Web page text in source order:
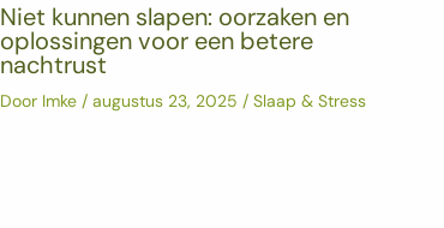
Niet kunnen slapen: oorzaken en
oplossingen voor een betere
nachtrust
Door Imke / augustus 23, 2025 / Slaap & Stress